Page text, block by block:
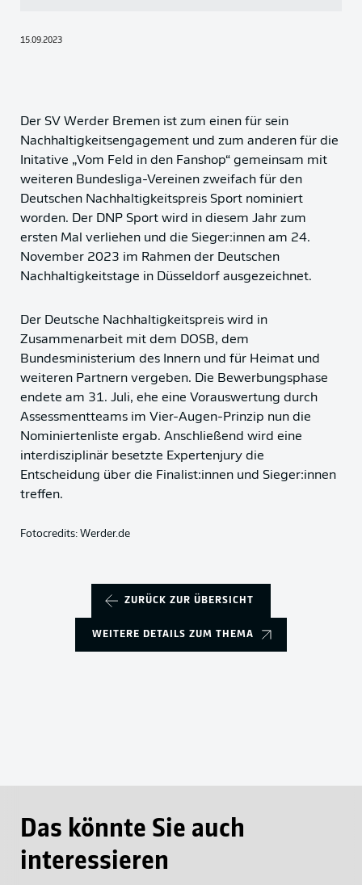
15.09.2023
Der SV Werder Bremen ist zum einen für sein
Nachhaltigkeitsengagement und zum anderen für die
Initative „Vom Feld in den Fanshop“ gemeinsam mit
weiteren Bundesliga-Vereinen zweifach für den
Deutschen Nachhaltigkeitspreis Sport nominiert
worden. Der DNP Sport wird in diesem Jahr zum
ersten Mal verliehen und die Sieger:innen am 24.
November 2023 im Rahmen der Deutschen
Nachhaltigkeitstage in Düsseldorf ausgezeichnet.
Der Deutsche Nachhaltigkeitspreis wird in
Zusammenarbeit mit dem DOSB, dem
Bundesministerium des Innern und für Heimat und
weiteren Partnern vergeben. Die Bewerbungsphase
endete am 31. Juli, ehe eine Vorauswertung durch
Assessmentteams im Vier-Augen-Prinzip nun die
Nominiertenliste ergab. Anschließend wird eine
interdisziplinär besetzte Expertenjury die
Entscheidung über die Finalist:innen und Sieger:innen
treffen.
Fotocredits: Werder.de
ZURÜCK ZUR ÜBERSICHT
WEITERE DETAILS ZUM THEMA
Das könnte Sie auch
interessieren